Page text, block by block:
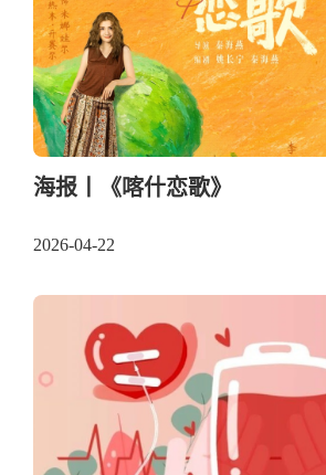
海报丨《喀什恋歌》
2026-04-22